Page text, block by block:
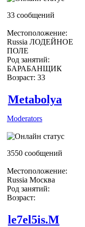
33 сообщений
Местоположение:
Russia ЛОДЕЙНОЕ
ПОЛЕ
Род занятий:
БАРАБАНЩИК
Возраст: 33
Metabolya
Moderators
3550 сообщений
Местоположение:
Russia Москва
Род занятий:
Возраст:
le7el5is.M